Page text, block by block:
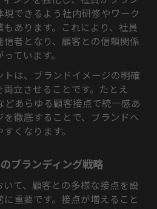
現できるよう社内研修やワーク
あります。これにより、社員
者となり、顧客との信頼関係
ています。
は、ブランドイメージの明確
立させることです。たとえ
あらゆる顧客接点で統一感あ
徹底することで、ブランドへ
くなります。
ブランディング戦略
て、顧客との多様な接点を設
重要です。接点が増えること